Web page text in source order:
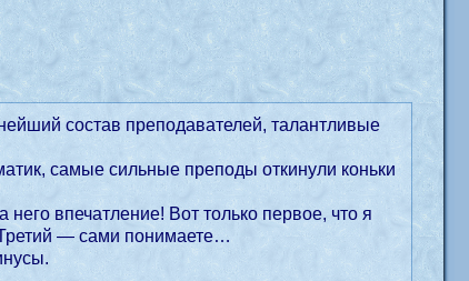
состав преподавателей, талантливые
самые сильные преподы откинули коньки
впечатление! Вот только первое, что я
— сами понимаете…